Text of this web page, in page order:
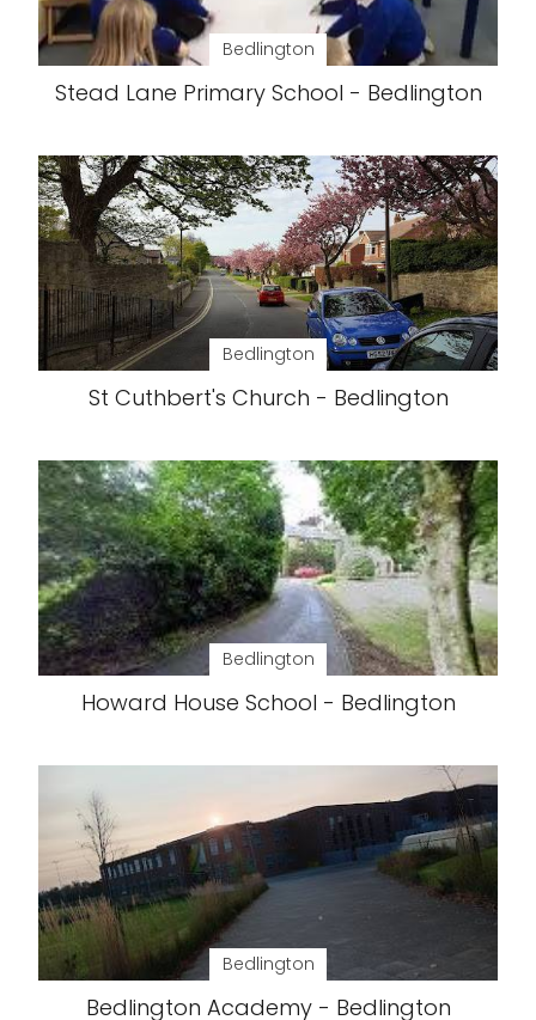
Bedlington
Stead Lane Primary School - Bedlington
Bedlington
St Cuthbert's Church - Bedlington
Bedlington
Howard House School - Bedlington
Bedlington
Bedlington Academy - Bedlington